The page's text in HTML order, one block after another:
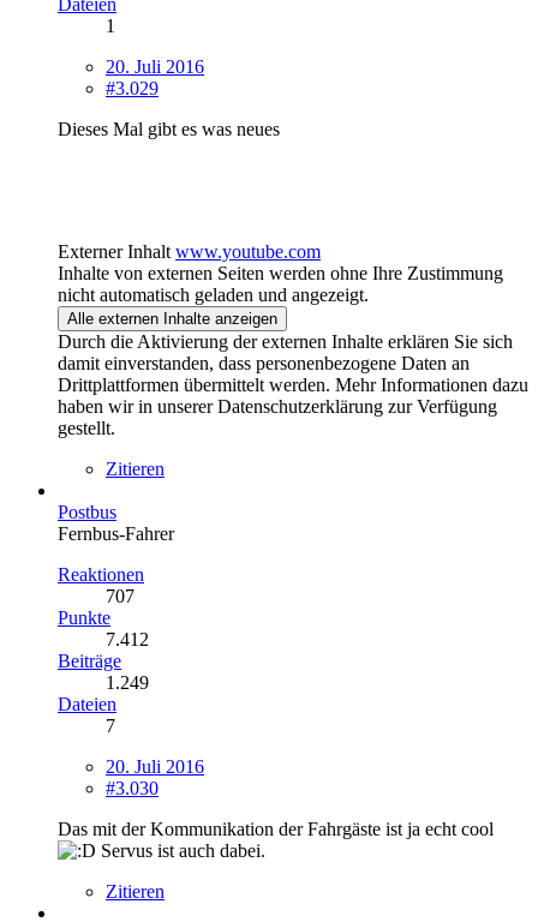
1
20. Juli 2016
#3.029
Dieses Mal gibt es was neues
Externer Inhalt www.youtube.com
Inhalte von externen Seiten werden ohne Ihre Zustimmung
nicht automatisch geladen und angezeigt.
Alle externen Inhalte anzeigen
Durch die Aktivierung der externen Inhalte erklären Sie sich
damit einverstanden, dass personenbezogene Daten an
Drittplattformen übermittelt werden. Mehr Informationen dazu
haben wir in unserer Datenschutzerklärung zur Verfügung
gestellt.
Zitieren
Postbus
Fernbus-Fahrer
Reaktionen
707
Punkte
7.412
Beiträge
1.249
Dateien
7
20. Juli 2016
#3.030
Das mit der Kommunikation der Fahrgäste ist ja echt cool
Servus ist auch dabei.
Zitieren